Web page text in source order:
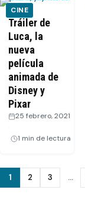
CINE
Tráiler de
Luca, la
nueva
película
animada de
Disney y
Pixar
25 febrero, 2021
1 min de lectura
Paginación
1 2 3 …